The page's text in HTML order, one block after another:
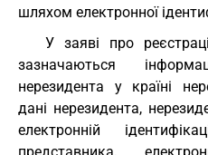
шляхом електронної
У заяві про
зазначаються
нерезидента у країні
дані нерезидента,
електронній